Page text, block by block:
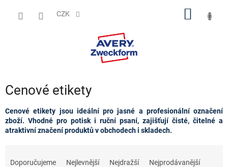
CZK
Cenové etikety
Cenové etikety jsou ideální pro jasné a profesionální označení
zboží. Vhodné pro potisk i ruční psaní, zajišťují čisté, čitelné a
atraktivní značení produktů v obchodech i skladech.
Doporučujeme Nejlevnější Nejdražší Nejprodávanější